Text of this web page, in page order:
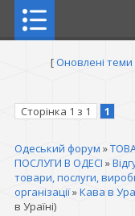
[Оновлені теми
Сторінка 1 з 1 1
Одеський форум »
ПОСЛУГИ В ОДЕСІ »
товари, послуги,
організації»Кава в
в Ураїні)